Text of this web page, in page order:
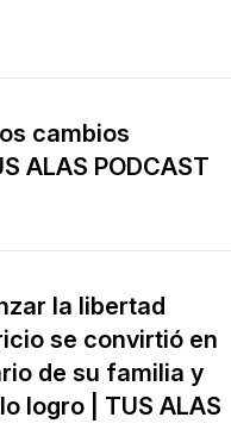
cambios
ALAS PODCAST
la libertad
se convirtió en
de su familia y
logro | TUS ALAS